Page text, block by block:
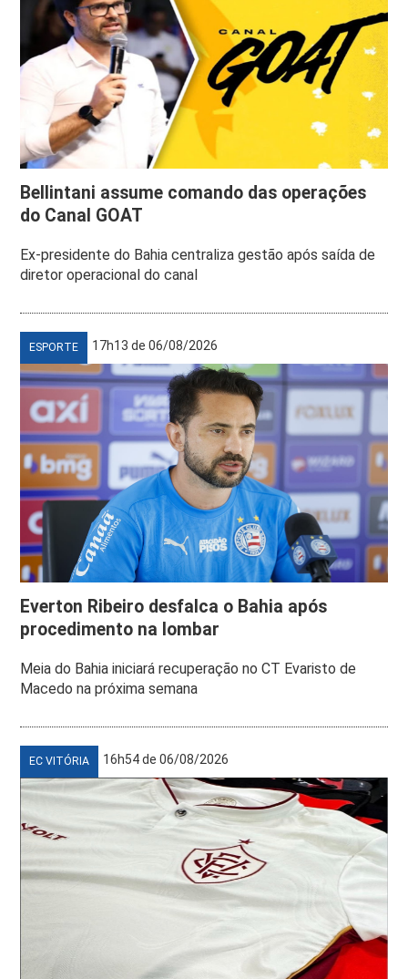
Bellintani assume comando das operações
do Canal GOAT
Ex-presidente do Bahia centraliza gestão após saída de
diretor operacional do canal
ESPORTE 17h13 de 06/08/2026
Everton Ribeiro desfalca o Bahia após
procedimento na lombar
Meia do Bahia iniciará recuperação no CT Evaristo de
Macedo na próxima semana
EC VITÓRIA 16h54 de 06/08/2026